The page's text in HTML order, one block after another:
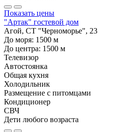
Показать цены
"Артак" гостевой дом
Агой, СТ "Черноморье", 23
До моря: 1500 м
До центра: 1500 м
Телевизор
Автостоянка
Общая кухня
Холодильник
Размещение с питомцами
Кондиционер
СВЧ
Дети любого возраста